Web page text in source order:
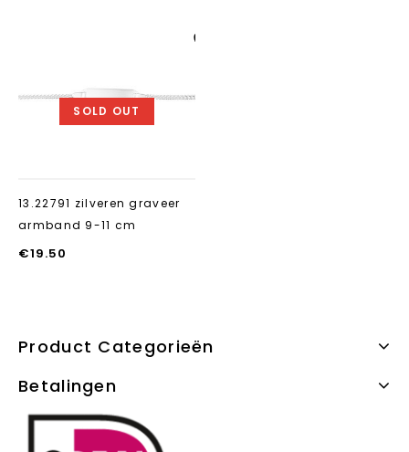
SOLD OUT
13.22791 zilveren graveer
armband 9-11 cm
€19.50
Product Categorieën
Betalingen